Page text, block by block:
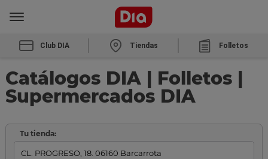
Club DIA Tiendas Folletos
Catálogos DIA | Folletos |
Supermercados DIA
Tu tienda: